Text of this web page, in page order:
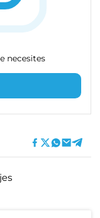
necesites